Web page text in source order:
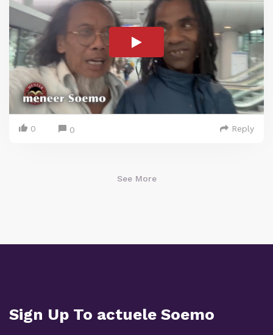
0 0 Reply
See More
Sign Up To actuele Soemo